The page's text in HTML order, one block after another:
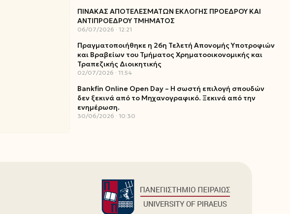
ΠΙΝΑΚΑΣ ΑΠΟΤΕΛΕΣΜΑΤΩΝ ΕΚΛΟΓΗΣ ΠΡΟΕΔΡΟΥ ΚΑΙ
ΑΝΤΙΠΡΟΕΔΡΟΥ ΤΜΗΜΑΤΟΣ
06/07/2026 12:21
Πραγματοποιήθηκε η 26η Τελετή Απονομής Υποτροφιών
και Βραβείων του Τμήματος Χρηματοοικονομικής και
Τραπεζικής Διοικητικής
02/07/2026 11:54
Bankfin Online Open Day – Η σωστή επιλογή σπουδών
δεν ξεκινά από το Μηχανογραφικό. Ξεκινά από την
ενημέρωση.
30/06/2026 10:30